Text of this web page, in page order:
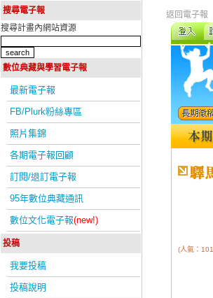
搜尋電子報
搜尋計畫內網站資源
數位典藏與學習電子報
最新電子報
FB/Plurk粉絲專區
照片集錦
各期電子報回顧
訂閱/退訂電子報
95年數位典藏通訊
數位文化電子報(new!)
投稿
我要投稿
投稿說明
返回電子報
(人氣：